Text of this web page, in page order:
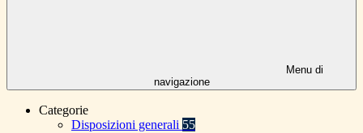
Menu di
navigazione
Categorie
Disposizioni generali 55